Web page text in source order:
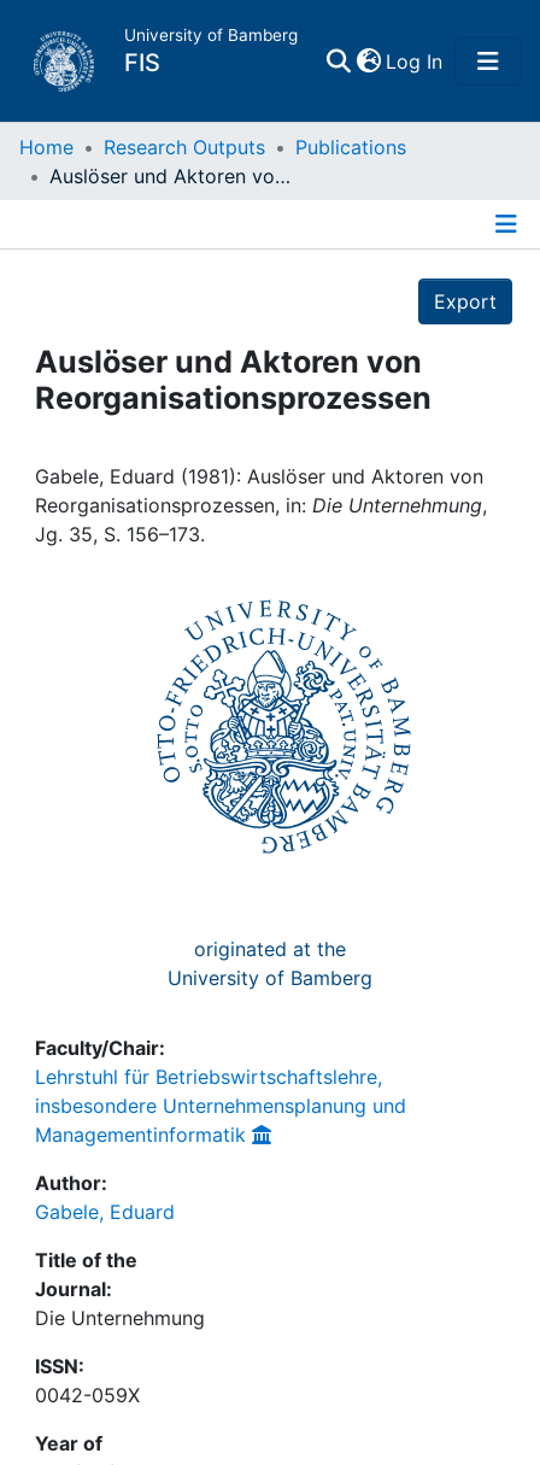
University of Bamberg
FIS Log In(current)
Home
Projects
People
Institutions
Awards
Home Research Outputs
Publications
Auslöser und Aktoren von Reorganisationsprozessen
Export
Auslöser und Aktoren von
Reorganisationsprozessen
Gabele, Eduard (1981): Auslöser und Aktoren von
Reorganisationsprozessen, in: Die Unternehmung,
Jg. 35, S. 156–173.
originated at the
University of Bamberg
Faculty/Chair:
Lehrstuhl für Betriebswirtschaftslehre,
insbesondere Unternehmensplanung und
Managementinformatik
Author:
Gabele, Eduard
Title of the
Journal:
Die Unternehmung
ISSN:
0042-059X
Year of